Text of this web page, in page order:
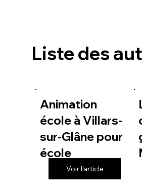
Liste des
Animation
école à Villars-
sur-Glâne pour
école
Voir l'article